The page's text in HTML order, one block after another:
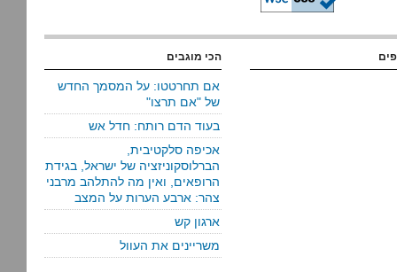
הכי מוגבים
אם תחרטטו: על המסמך החדש
של "אם תרצו"
בעוד הדם רותח: חדל אש
אכיפה סלקטיבית,
הברלוסקוניזציה של ישראל, בגידת
הרופאים, ואין מה להתלהב מרבני
צהר: ארבע הערות על המצב
ארגון קש
משריינים את העוול